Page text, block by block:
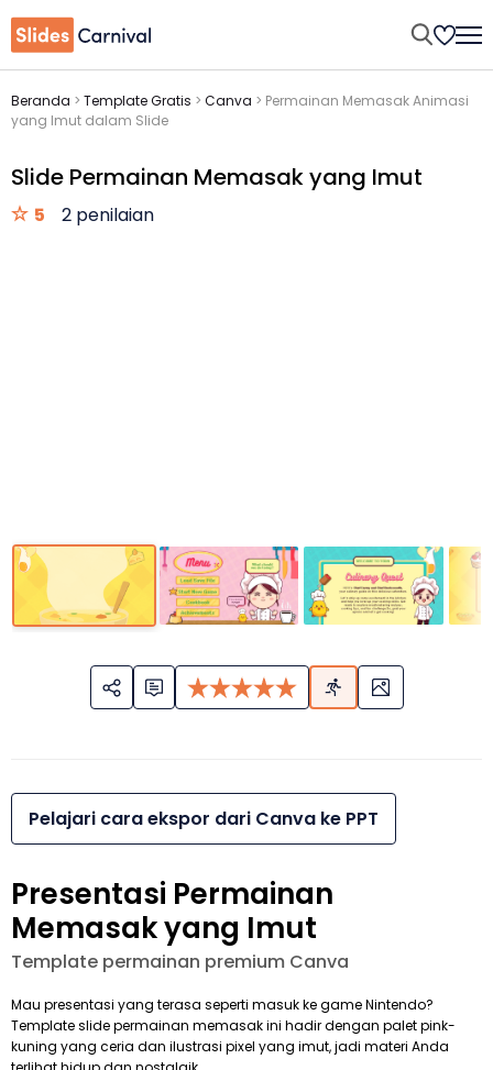
Beranda > Template Gratis > Canva > Permainan Memasak Animasi
yang Imut dalam Slide
Slide Permainan Memasak yang Imut
5 2 penilaian
Pelajari cara ekspor dari Canva ke PPT
Presentasi Permainan
Memasak yang Imut
Template permainan premium Canva
Mau presentasi yang terasa seperti masuk ke game Nintendo?
Template slide permainan memasak ini hadir dengan palet pink-
kuning yang ceria dan ilustrasi pixel yang imut, jadi materi Anda